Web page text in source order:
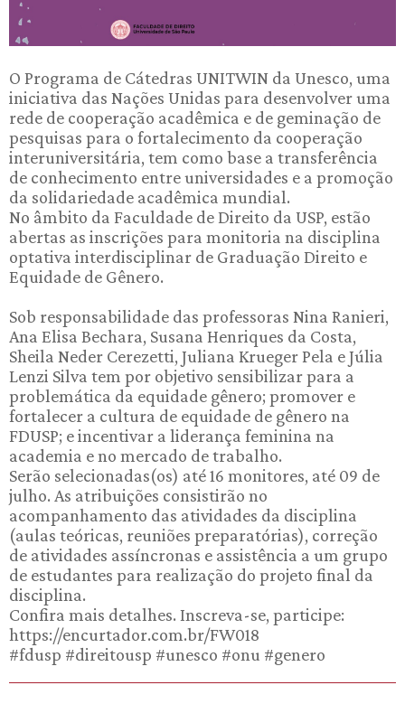
O Programa de Cátedras UNITWIN da Unesco, uma
iniciativa das Nações Unidas para desenvolver uma
rede de cooperação acadêmica e de geminação de
pesquisas para o fortalecimento da cooperação
interuniversitária, tem como base a transferência
de conhecimento entre universidades e a promoção
da solidariedade acadêmica mundial.
No âmbito da Faculdade de Direito da USP, estão
abertas as inscrições para monitoria na disciplina
optativa interdisciplinar de Graduação Direito e
Equidade de Gênero.
Sob responsabilidade das professoras Nina Ranieri,
Ana Elisa Bechara, Susana Henriques da Costa,
Sheila Neder Cerezetti, Juliana Krueger Pela e Júlia
Lenzi Silva tem por objetivo sensibilizar para a
problemática da equidade gênero; promover e
fortalecer a cultura de equidade de gênero na
FDUSP; e incentivar a liderança feminina na
academia e no mercado de trabalho.
Serão selecionadas(os) até 16 monitores, até 09 de
julho. As atribuições consistirão no
acompanhamento das atividades da disciplina
(aulas teóricas, reuniões preparatórias), correção
de atividades assíncronas e assistência a um grupo
de estudantes para realização do projeto final da
disciplina.
Confira mais detalhes. Inscreva-se, participe:
https://encurtador.com.br/FW018
#fdusp #direitousp #unesco #onu #genero